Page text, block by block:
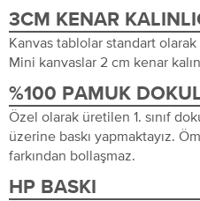
3CM KENAR
Kanvas tablolar standart
Mini kanvaslar 2 cm kenar
%100 PAMUK
Özel olarak üretilen 1. sınıf
üzerine baskı yapmaktayız.
farkından bollaşmaz.
HP BASKI